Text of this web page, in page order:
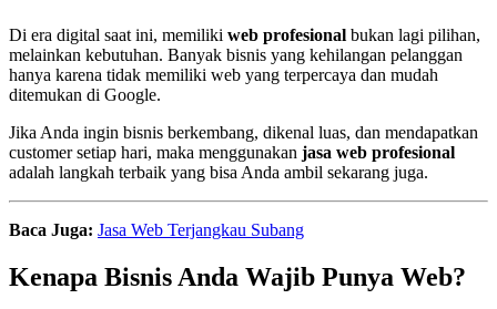
Di era digital saat ini, memiliki web profesional bukan lagi pilihan,
melainkan kebutuhan. Banyak bisnis yang kehilangan pelanggan
hanya karena tidak memiliki web yang terpercaya dan mudah
ditemukan di Google.
Jika Anda ingin bisnis berkembang, dikenal luas, dan mendapatkan
customer setiap hari, maka menggunakan jasa web profesional
adalah langkah terbaik yang bisa Anda ambil sekarang juga.
Baca Juga: Jasa Web Terjangkau Subang
Kenapa Bisnis Anda Wajib Punya Web?